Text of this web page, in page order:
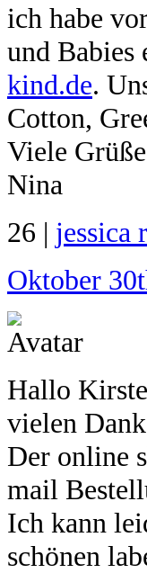
ich habe
und
kind.de.
Cotton,
Viele Grüße
Nina
26 | jessica
Oktober
Hallo
vielen
Der online
mail
Ich kann
schönen